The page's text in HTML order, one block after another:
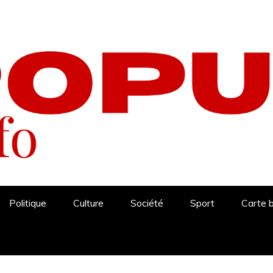
Politique Culture Société Sport Carte